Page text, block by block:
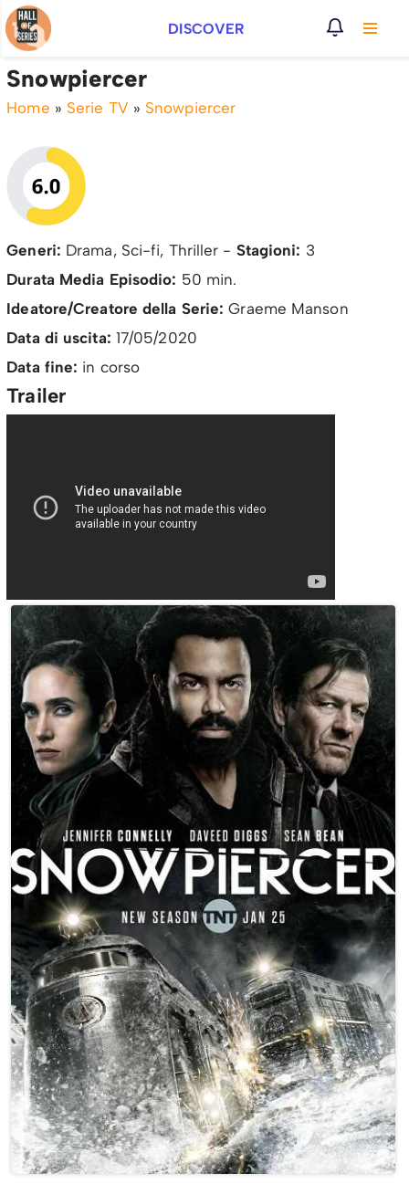
Vai
al
contenuto
DISCOVER
Snowpiercer
Home » Serie TV » Snowpiercer
Generi: Drama, Sci-fi, Thriller - Stagioni: 3
Durata Media Episodio: 50 min.
Ideatore/Creatore della Serie: Graeme Manson
Data di uscita: 17/05/2020
Data fine: in corso
Trailer